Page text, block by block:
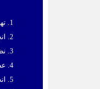
1. تهیه وپیگیری تصویب طرح های هادی شهرهای زیر25 هزارنفروتغییرات بعدی آنها ونظارت براجرای آنها.
2. انجام وظایف مرتبط باکمیسیون بررسی مغایرت های طرح های هادی شهرهای زیر25 هزارنفر جمعیت .
3. نظارت عالیه برروند اجرای تهیه طرحهای جامع وتفصیلی وطرحهای توسعه شهری .
4. عضویت وشرکت درجلسات کمیسیون ماده 5 .